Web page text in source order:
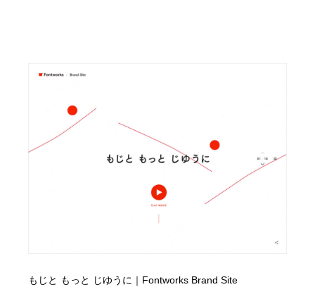
もじと もっと じゆうに｜Fontworks Brand Site